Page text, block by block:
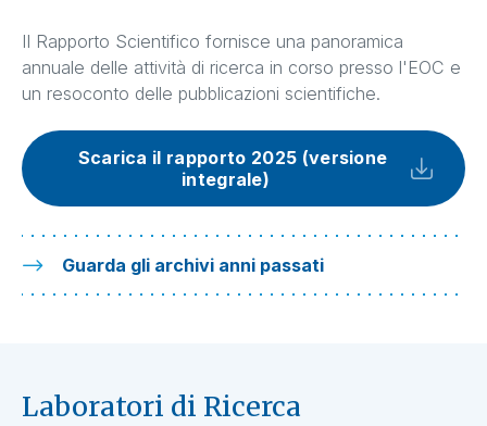
Il Rapporto Scientifico fornisce una panoramica
annuale delle attività di ricerca in corso presso l'EOC e
un resoconto delle pubblicazioni scientifiche.
Scarica il rapporto 2025 (versione
integrale)
Guarda gli archivi anni passati
Laboratori di Ricerca